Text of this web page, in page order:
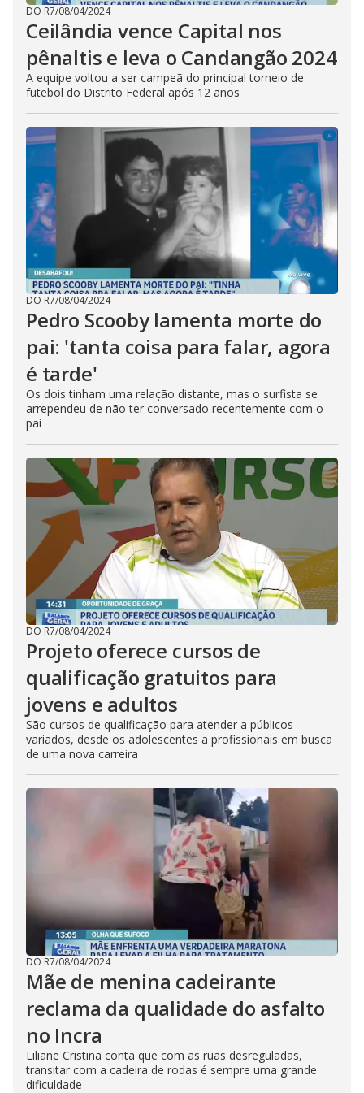
DO R7/08/04/2024
Ceilândia vence Capital nos
pênaltis e leva o Candangão 2024
A equipe voltou a ser campeã do principal torneio de
futebol do Distrito Federal após 12 anos
DO R7/08/04/2024
Pedro Scooby lamenta morte do
pai: 'tanta coisa para falar, agora
é tarde'
Os dois tinham uma relação distante, mas o surfista se
arrependeu de não ter conversado recentemente com o
pai
DO R7/08/04/2024
Projeto oferece cursos de
qualificação gratuitos para
jovens e adultos
São cursos de qualificação para atender a públicos
variados, desde os adolescentes a profissionais em busca
de uma nova carreira
DO R7/08/04/2024
Mãe de menina cadeirante
reclama da qualidade do asfalto
no Incra
Liliane Cristina conta que com as ruas desreguladas,
transitar com a cadeira de rodas é sempre uma grande
dificuldade